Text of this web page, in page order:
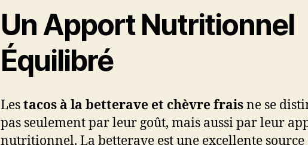
Un Apport Nutritionnel
Équilibré
Lestacos à la betterave et chèvre fraisne se
pas seulement par leur goût, mais aussi par leur
nutritionnel. La betterave est une excellente source